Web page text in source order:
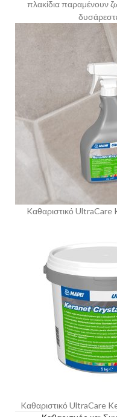
πλακίδια παραμένουν
Kαθαριστικό
Kαθαριστικό UltraCare